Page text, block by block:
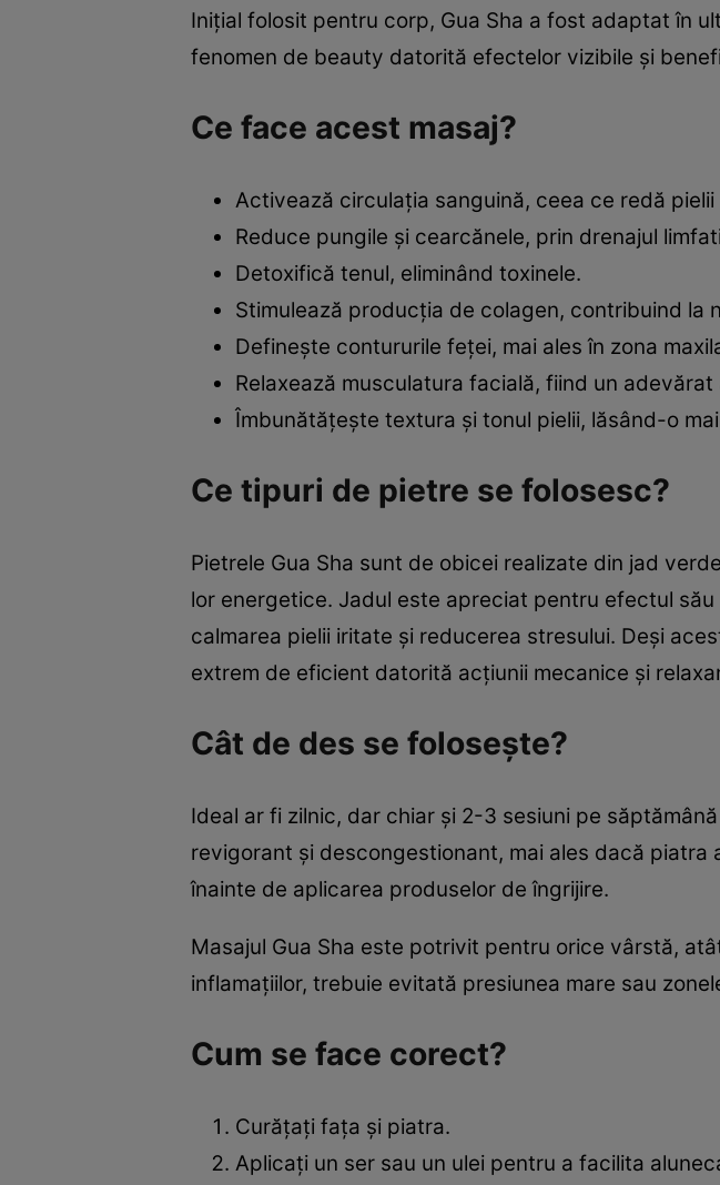
Inițial folosit pentru corp, Gua Sha a fost adaptat în
fenomen de beauty datorită efectelor vizibile și
Ce face acest masaj?
Activează circulația sanguină, ceea ce redă
Reduce pungile și cearcănele, prin drenajul
Detoxifică tenul, eliminând toxinele.
Stimulează producția de colagen, contribuind la
Definește contururile feței, mai ales în zona
Relaxează musculatura facială, fiind un
Îmbunătățește textura și tonul pielii, lăsând-o
Ce tipuri de pietre se folosesc?
Pietrele Gua Sha sunt de obicei realizate din jad
lor energetice. Jadul este apreciat pentru efectul
calmarea pielii iritate și reducerea stresului. Deși
extrem de eficient datorită acțiunii mecanice și
Cât de des se folosește?
Ideal ar fi zilnic, dar chiar și 2-3 sesiuni pe
revigorant și descongestionant, mai ales dacă
înainte de aplicarea produselor de îngrijire.
Masajul Gua Sha este potrivit pentru orice vârstă,
inflamațiilor, trebuie evitată presiunea mare sau
Cum se face corect?
Curățați fața și piatra.
Aplicați un ser sau un ulei pentru a facilita